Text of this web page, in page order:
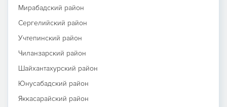
Мирабадский район
Сергелийский район
Учтепинский район
Чиланзарский район
Шайхантахурский район
Юнусабадский район
Яккасарайский район